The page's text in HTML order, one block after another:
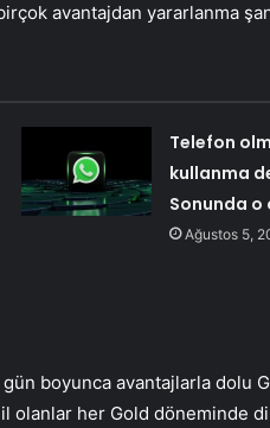
avantajdan yararlanma
Telefon
kullanma
Sonunda o
Ağustos 5,
boyunca avantajlarla dolu
olanlar her Gold döneminde